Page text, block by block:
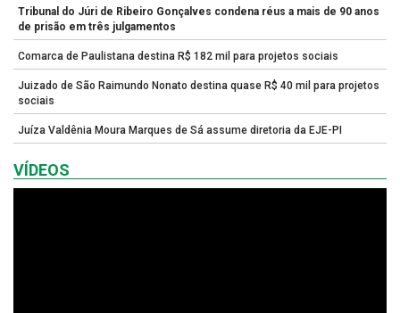
Tribunal do Júri de Ribeiro Gonçalves condena réus a mais de 90 anos
de prisão em três julgamentos
Comarca de Paulistana destina R$ 182 mil para projetos sociais
Juizado de São Raimundo Nonato destina quase R$ 40 mil para projetos
sociais
Juíza Valdênia Moura Marques de Sá assume diretoria da EJE-PI
VÍDEOS